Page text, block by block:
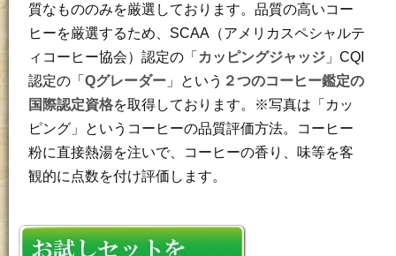
質なもののみを厳選しております。品質の高いコー
ヒーを厳選するため、SCAA（アメリカスペシャルテ
ィコーヒー協会）認定の「 カッピングジャッジ 」CQI
認定の「Qグレーダー 」という ２つのコーヒー鑑定の
国際認定資格を取得しております。※写真は「カッ
ピング」というコーヒーの品質評価方法。コーヒー
粉に直接熱湯を注いで、コーヒーの香り、味等を客
観的に点数を付け評価します。